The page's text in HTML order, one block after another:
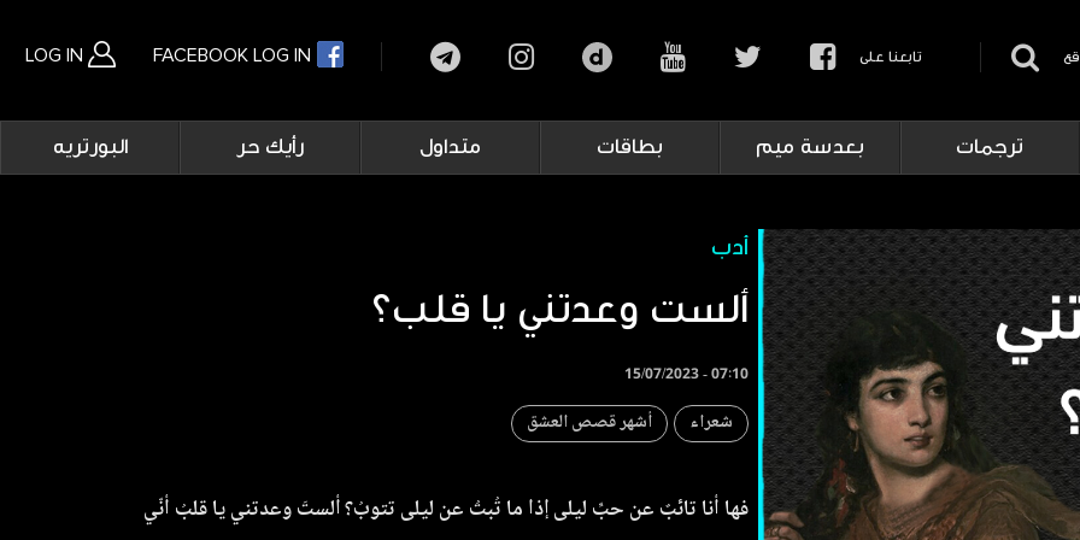
LOG IN FACEBOOK LOG IN تابعنا على
Main
navigation
ترجمات بعدسة ميم بطاقات متداول رأيك حر البورتريه
أدب
ألست وعدتني يا قلب؟
15/07/2023 - 07:10
شعراء أشهر قصص العشق
ألستَ وعدتني يا قلبُ أنّيإذا ما تُبتُ عن ليلى تتوبُ؟فها أنا تائبٌ عن حبِّ ليلى